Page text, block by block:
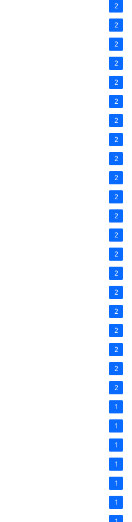
2
2
2
2
2
2
2
2
2
2
2
2
2
2
2
2
2
2
2
2
2
1
1
1
1
1
1